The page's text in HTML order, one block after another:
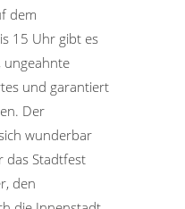
dem
15 Uhr gibt es
ungeahnte
und garantiert
Der
wunderbar
das Stadtfest
den